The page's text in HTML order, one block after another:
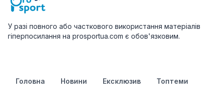
У разі повного або часткового використання матеріалів
гіперпосилання на prosportua.com є обов'язковим.
Головна Новини Ексклюзив Топтеми